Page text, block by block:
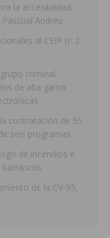
la accesibilidad
Andreu
al CEIP nº 2
criminal
de alta gama
contratación de 55
seis programas
de incendios e
de la CV-95,